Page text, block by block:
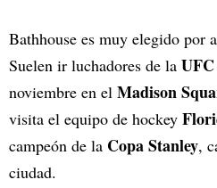
Bathhouse es muy elegido por
Suelen ir luchadores de la UFC
noviembre en el Madison
visita el equipo de hockey
campeón de la Copa Stanley,
ciudad.